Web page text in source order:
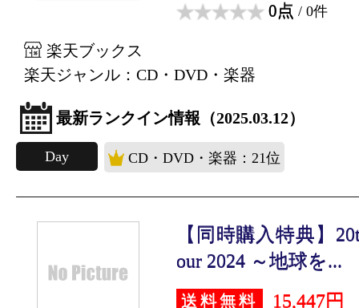
0点 / 0件
楽天ブックス
楽天ジャンル：CD・DVD・楽器
最新ランクイン情報（2025.03.12）
Day CD・DVD・楽器：21位
【同時購入特典】
our 2024 ～地球を...
送料無料 15,447円